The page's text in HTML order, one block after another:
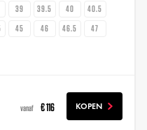
39 39.5 40
40.5
45 46 46.5
47
vanaf € 116 KOPEN